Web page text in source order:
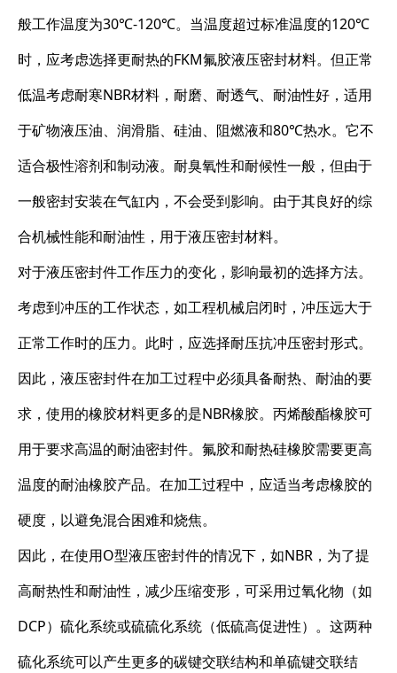
般工作温度为30℃-120℃。当温度超过标准温度的120℃
时，应考虑选择更耐热的FKM氟胶液压密封材料。但正常
低温考虑耐寒NBR材料，耐磨、耐透气、耐油性好，适用
于矿物液压油、润滑脂、硅油、阻燃液和80℃热水。它不
适合极性溶剂和制动液。耐臭氧性和耐候性一般，但由于
一般密封安装在气缸内，不会受到影响。由于其良好的综
合机械性能和耐油性，用于液压密封材料。
对于液压密封件工作压力的变化，影响最初的选择方法。
考虑到冲压的工作状态，如工程机械启闭时，冲压远大于
正常工作时的压力。此时，应选择耐压抗冲压密封形式。
因此，液压密封件在加工过程中必须具备耐热、耐油的要
求，使用的橡胶材料更多的是NBR橡胶。丙烯酸酯橡胶可
用于要求高温的耐油密封件。氟胶和耐热硅橡胶需要更高
温度的耐油橡胶产品。在加工过程中，应适当考虑橡胶的
硬度，以避免混合困难和烧焦。
因此，在使用O型液压密封件的情况下，如NBR，为了提
高耐热性和耐油性，减少压缩变形，可采用过氧化物（如
DCP）硫化系统或硫硫化系统（低硫高促进性）。这两种
硫化系统可以产生更多的碳键交联结构和单硫键交联结